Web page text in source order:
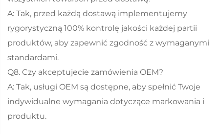
A: Tak, przed każdą dostawą implementujemy
rygorystyczną 100% kontrolę jakości każdej partii
produktów, aby zapewnić zgodność z wymaganymi
standardami.
Q8. Czy akceptujecie zamówienia OEM?
A: Tak, usługi OEM są dostępne, aby spełnić Twoje
indywidualne wymagania dotyczące markowania i
produktu.